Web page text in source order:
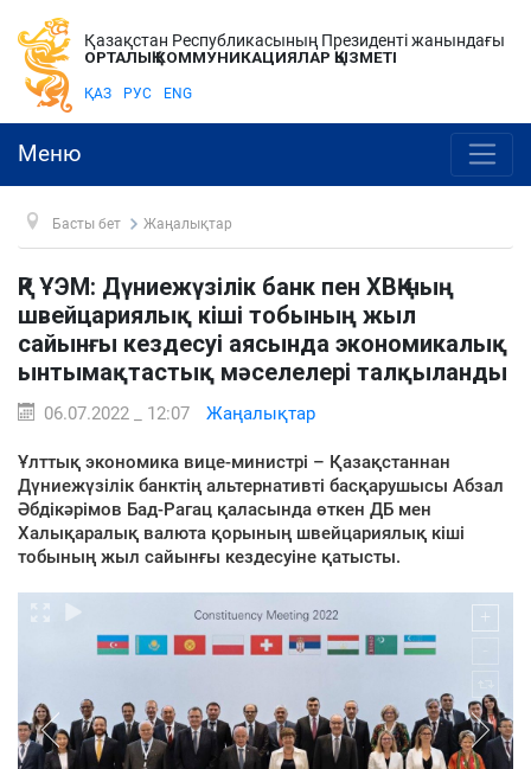
Қазақстан Республикасының Президенті жанындағы
ОРТАЛЫҚ КОММУНИКАЦИЯЛАР ҚЫЗМЕТІ
ҚАЗ РУС ENG
Меню
Басты бет Жаңалықтар
ҚР ҰЭМ: Дүниежүзілік банк пен ХВҚ-ның
швейцариялық кіші тобының жыл
сайынғы кездесуі аясында экономикалық
ынтымақтастық мәселелері талқыланды
06.07.2022 _ 12:07 Жаңалықтар
Ұлттық экономика вице-министрі – Қазақстаннан
Дүниежүзілік банктің альтернативті басқарушысы Абзал
Әбдікәрімов Бад-Рагац қаласында өткен ДБ мен
Халықаралық валюта қорының швейцариялық кіші
тобының жыл сайынғы кездесуіне қатысты.